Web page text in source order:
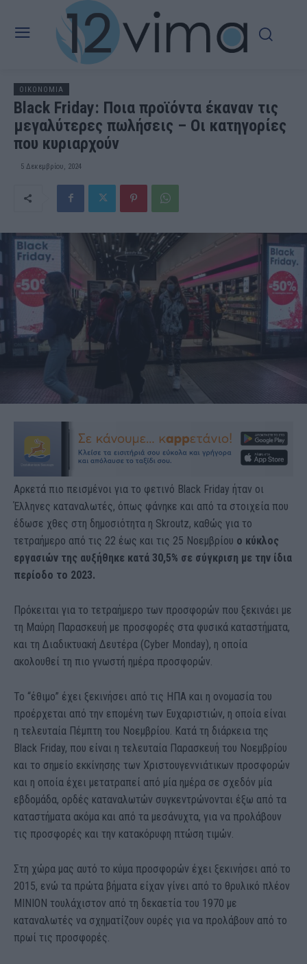
OIKONOMIA
Black Friday: Ποια προϊόντα έκαναν τις
μεγαλύτερες πωλήσεις – Οι κατηγορίες
που κυριαρχούν
5 Δεκεμβρίου, 2024
Αρκετά πιο πεισμένοι για το φετινό Black Friday ήταν οι
Έλληνες καταναλωτές, όπως φάνηκε και από τα στοιχεία που
έδωσε χθες στη δημοσιότητα η Skroutz, καθώς για το
τετραήμερο από τις 22 έως και τις 25 Νοεμβρίου ο κύκλος
εργασιών της αυξήθηκε κατά 30,5% σε σύγκριση με την ίδια
περίοδο το 2023.
Πρόκειται για το τετραήμερο των προσφορών που ξεκινάει με
τη Μαύρη Παρασκευή με προσφορές στα φυσικά καταστήματα,
και τη Διαδικτυακή Δευτέρα (Cyber Monday), η οποία
ακολουθεί τη πιο γνωστή ημέρα προσφορών.
Το “έθιμο” έχει ξεκινήσει από τις ΗΠΑ και η ονομασία του
προέρχεται από την επομένη των Ευχαριστιών, η οποία είναι
η τελευταία Πέμπτη του Νοεμβρίου. Κατά τη διάρκεια της
Black Friday, που είναι η τελευταία Παρασκευή του Νοεμβρίου
και το σημείο εκκίνησης των Χριστουγεννιάτικων προσφορών
και η οποία έχει μετατραπεί από μία ημέρα σε σχεδόν μία
εβδομάδα, ορδές καταναλωτών συγκεντρώνονται έξω από τα
καταστήματα ακόμα και από τα μεσάνυχτα, για να προλάβουν
τις προσφορές και την κατακόρυφη πτώση τιμών.
Στη χώρα μας αυτό το κύμα προσφορών έχει ξεκινήσει από το
2015, ενώ τα πρώτα βήματα είχαν γίνει από το θρυλικό πλέον
ΜΙΝΙΟΝ τουλάχιστον από τη δεκαετία του 1970 με
καταναλωτές να σχηματίζουν ουρές για να προλάβουν από το
πρωί τις προσφορές.